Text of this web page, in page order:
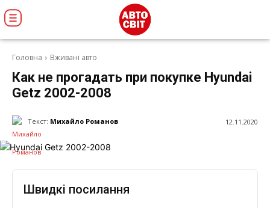
Головна Вживані авто
Как не прогадать при покупке Hyundai
Getz 2002-2008
Текст: Михайло Романов 12.11.2020
Швидкі посилання